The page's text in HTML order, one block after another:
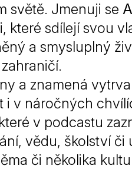
světě. Jmenuji se
které sdílejí svou
a smysluplný
a znamená
i v náročných
v podcastu
vědu, školství či
či několika